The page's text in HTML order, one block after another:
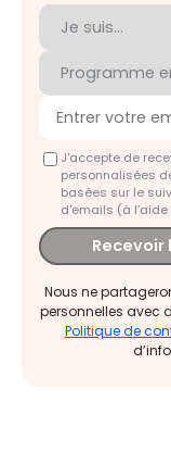
J'accepte de
personnalisées
basées sur le
d'emails (à
Nous ne
personnelles avec
Politique de